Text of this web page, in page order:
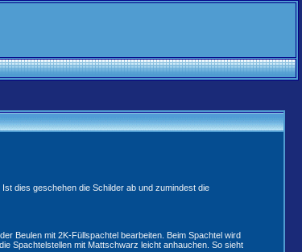
dies geschehen die Schilder ab und zumindest die
Beulen mit 2K-Füllspachtel bearbeiten. Beim Spachtel wird
Spachtelstellen mit Mattschwarz leicht anhauchen. So sieht